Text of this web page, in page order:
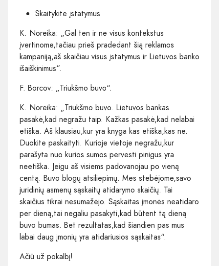
Skaitykite įstatymus
K. Noreika: „Gal ten ir ne visus kontekstus
įvertinome,tačiau prieš pradedant šią reklamos
kampaniją,aš skaičiau visus įstatymus ir Lietuvos banko
išaiškinimus“.
F. Borcov: „Triukšmo buvo“.
K. Noreika: „Triukšmo buvo. Lietuvos bankas
pasakė,kad negražu taip. Kažkas pasakė,kad nelabai
etiška. Aš klausiau,kur yra knyga kas etiška,kas ne.
Duokite paskaityti. Kurioje vietoje negražu,kur
parašyta nuo kurios sumos pervesti pinigus yra
neetiška. Jeigu aš visiems padovanojau po vieną
centą. Buvo blogų atsiliepimų. Mes stebėjome,savo
juridinių asmenų sąskaitų atidarymo skaičių. Tai
skaičius tikrai nesumažėjo. Sąskaitas įmonės neatidaro
per dieną,tai negaliu pasakyti,kad būtent tą dieną
buvo bumas. Bet rezultatas,kad šiandien pas mus
labai daug įmonių yra atidariusios sąskaitas“.
Ačiū už pokalbį!